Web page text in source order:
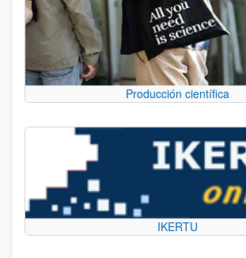
Producción científica
IKERTU